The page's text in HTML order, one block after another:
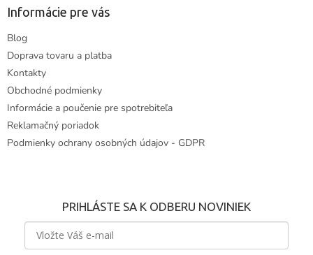
Informácie pre vás
Blog
Doprava tovaru a platba
Kontakty
Obchodné podmienky
Informácie a poučenie pre spotrebiteľa
Reklamačný poriadok
Podmienky ochrany osobných údajov - GDPR
PRIHLÁSTE SA K ODBERU NOVINIEK